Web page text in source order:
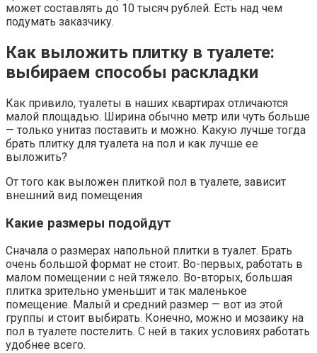
может составлять до 10 тысяч рублей. Есть над чем
подумать заказчику.
Как выложить плитку в туалете:
выбираем способы раскладки
Как привило, туалеты в наших квартирах отличаются
малой площадью. Ширина обычно метр или чуть больше
— только унитаз поставить и можно. Какую лучше тогда
брать плитку для туалета на пол и как лучше ее
выложить?
От того как выложен плиткой пол в туалете, зависит
внешний вид помещения
Какие размеры подойдут
Сначала о размерах напольной плитки в туалет. Брать
очень большой формат не стоит. Во-первых, работать в
малом помещении с ней тяжело. Во-вторых, большая
плитка зрительно уменьшит и так маленькое
помещение. Малый и средний размер — вот из этой
группы и стоит выбирать. Конечно, можно и мозаику на
пол в туалете постелить. С ней в таких условиях работать
удобнее всего.